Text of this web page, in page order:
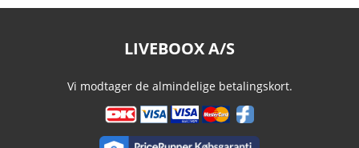
LIVEBOOX A/S
Vi modtager de almindelige betalingskort.